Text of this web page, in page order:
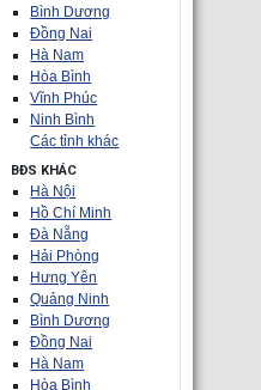
Bình Dương
Đồng Nai
Hà Nam
Hòa Bình
Vĩnh Phúc
Ninh Bình
Các tỉnh khác
BĐS KHÁC
Hà Nội
Hồ Chí Minh
Đà Nẵng
Hải Phòng
Hưng Yên
Quảng Ninh
Bình Dương
Đồng Nai
Hà Nam
Hòa Bình